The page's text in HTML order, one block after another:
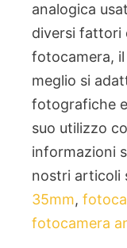
analogica
diversi fattori
fotocamera,
meglio si
fotografiche
suo utilizzo
informazioni
nostri articoli
35mm,
fotocamera